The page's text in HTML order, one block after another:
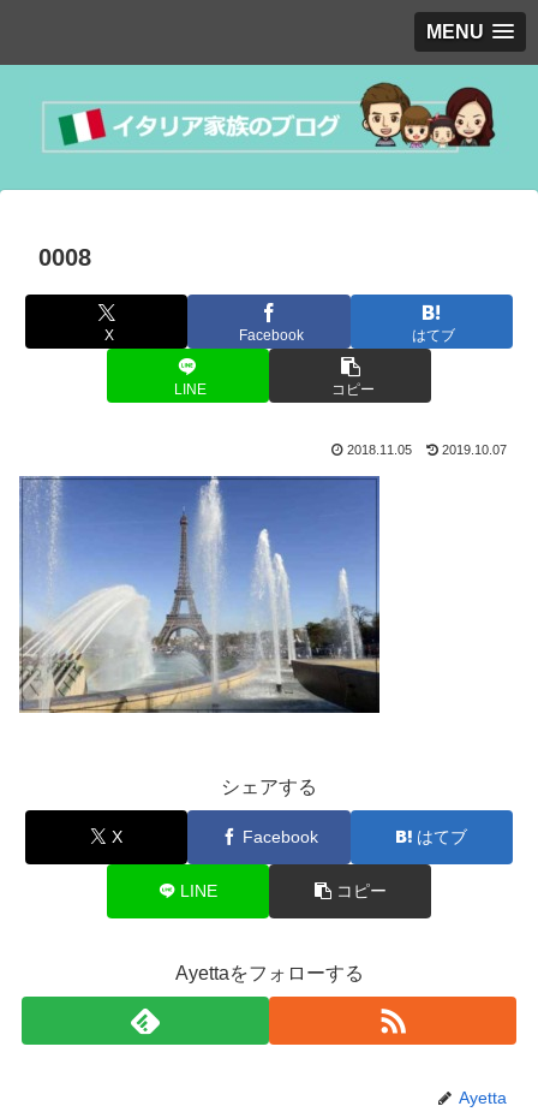
MENU
0008
X Facebook はてブ
LINE コピー
2018.11.05 2019.10.07
シェアする
X Facebook はてブ
LINE コピー
Ayettaをフォローする
Ayetta